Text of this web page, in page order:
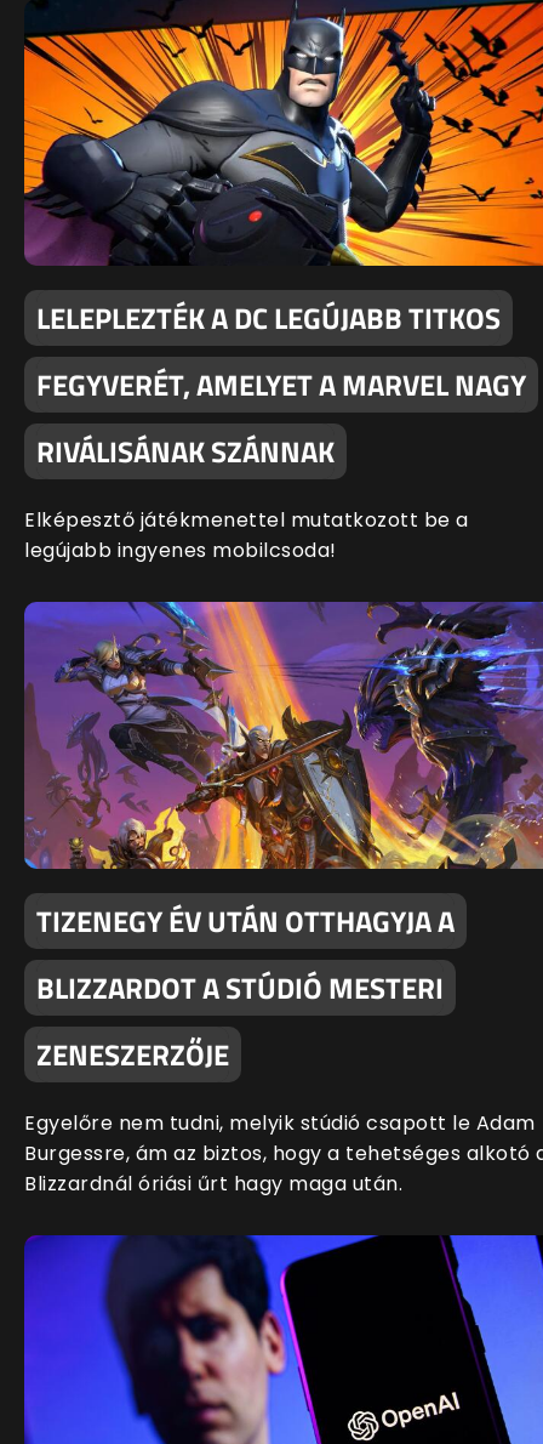
LELEPLEZTÉK A DC LEGÚJABB TITKOS
FEGYVERÉT, AMELYET A MARVEL NAGY
RIVÁLISÁNAK SZÁNNAK
Elképesztő játékmenettel mutatkozott be a
legújabb ingyenes mobilcsoda!
TIZENEGY ÉV UTÁN OTTHAGYJA A
BLIZZARDOT A STÚDIÓ MESTERI
ZENESZERZŐJE
Egyelőre nem tudni, melyik stúdió csapott le Adam
Burgessre, ám az biztos, hogy a tehetséges alkotó
Blizzardnál óriási űrt hagy maga után.